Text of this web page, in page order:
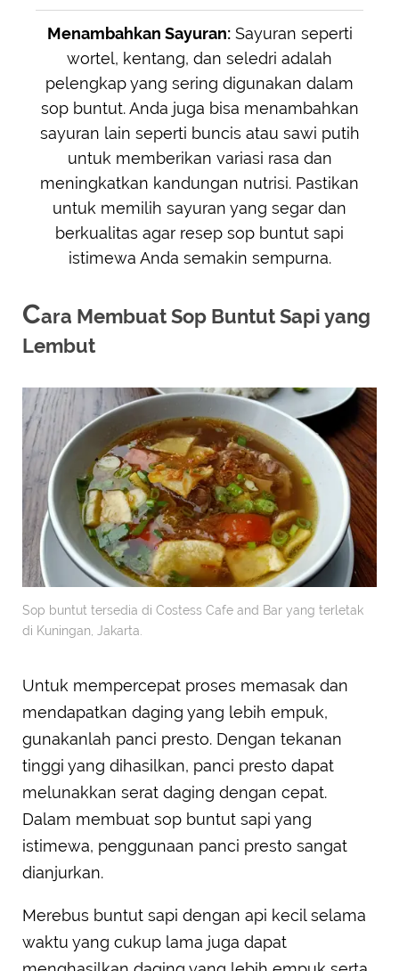
Menambahkan Sayuran:Sayuran seperti
wortel, kentang, dan seledri adalah
pelengkap yang sering digunakan dalam
sop buntut. Anda juga bisa menambahkan
sayuran lain seperti buncis atau sawi putih
untuk memberikan variasi rasa dan
meningkatkan kandungan nutrisi. Pastikan
untuk memilih sayuran yang segar dan
berkualitas agar resep sop buntut sapi
istimewa Anda semakin sempurna.
Cara Membuat Sop Buntut Sapi yang
Lembut
Sop buntut tersedia di Costess Cafe and Bar yang terletak
di Kuningan, Jakarta.
Untuk mempercepat proses memasak dan
mendapatkan daging yang lebih empuk,
gunakanlah panci presto. Dengan tekanan
tinggi yang dihasilkan, panci presto dapat
melunakkan serat daging dengan cepat.
Dalam membuat sop buntut sapi yang
istimewa, penggunaan panci presto sangat
dianjurkan.
Merebus buntut sapi dengan api kecil selama
waktu yang cukup lama juga dapat